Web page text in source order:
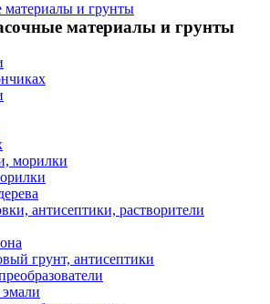
материалы и грунты
материалы и грунты
морилки
антисептики, растворители
грунт, антисептики